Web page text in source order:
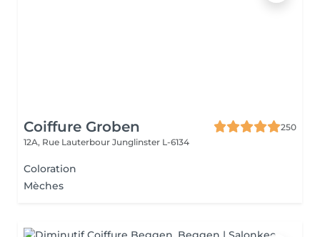
Coiffure Groben
250
12A, Rue Lauterbour Junglinster L-6134
Coloration
Mèches